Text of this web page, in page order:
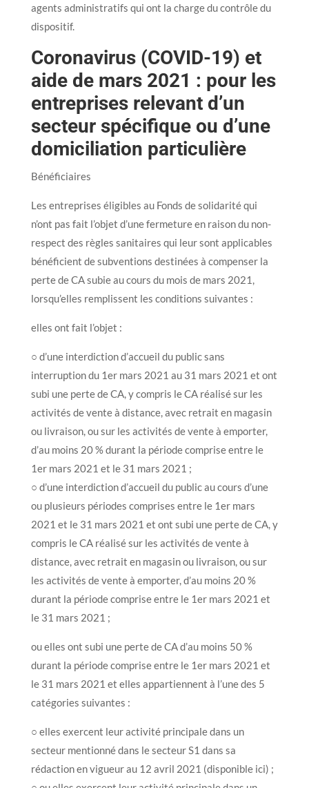
agents administratifs qui ont la charge du contrôle du
dispositif.
Coronavirus (COVID-19) et
aide de mars 2021 : pour les
entreprises relevant d’un
secteur spécifique ou d’une
domiciliation particulière
Bénéficiaires
Les entreprises éligibles au Fonds de solidarité qui
n’ont pas fait l’objet d’une fermeture en raison du non-
respect des règles sanitaires qui leur sont applicables
bénéficient de subventions destinées à compenser la
perte de CA subie au cours du mois de mars 2021,
lorsqu’elles remplissent les conditions suivantes :
elles ont fait l’objet :
○ d’une interdiction d’accueil du public sans
interruption du 1er mars 2021 au 31 mars 2021 et ont
subi une perte de CA, y compris le CA réalisé sur les
activités de vente à distance, avec retrait en magasin
ou livraison, ou sur les activités de vente à emporter,
d’au moins 20 % durant la période comprise entre le
1er mars 2021 et le 31 mars 2021 ;
○ d’une interdiction d’accueil du public au cours d’une
ou plusieurs périodes comprises entre le 1er mars
2021 et le 31 mars 2021 et ont subi une perte de CA, y
compris le CA réalisé sur les activités de vente à
distance, avec retrait en magasin ou livraison, ou sur
les activités de vente à emporter, d’au moins 20 %
durant la période comprise entre le 1er mars 2021 et
le 31 mars 2021 ;
ou elles ont subi une perte de CA d’au moins 50 %
durant la période comprise entre le 1er mars 2021 et
le 31 mars 2021 et elles appartiennent à l’une des 5
catégories suivantes :
○ elles exercent leur activité principale dans un
secteur mentionné dans le secteur S1 dans sa
rédaction en vigueur au 12 avril 2021 (disponible ici) ;